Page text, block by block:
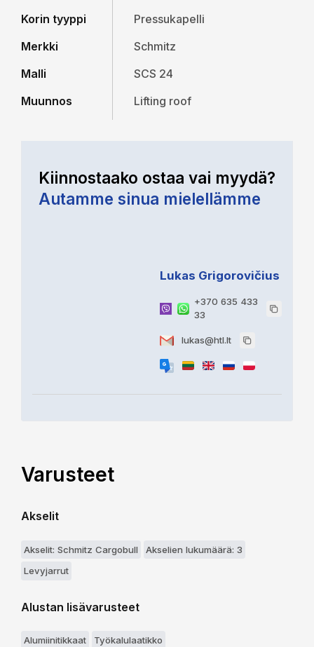
Korin tyyppi
Merkki
Malli
Muunnos
Pressukapelli
Schmitz
SCS 24
Lifting roof
Kiinnostaako ostaa vai myydä?
Autamme sinua mielellämme
Lukas Grigorovičius
+370 635 433
33
lukas@htl.lt
Varusteet
Akselit
Akselit: Schmitz Cargobull
Akselien lukumäärä: 3
Levyjarrut
Alustan lisävarusteet
Alumiinitikkaat Työkalulaatikko